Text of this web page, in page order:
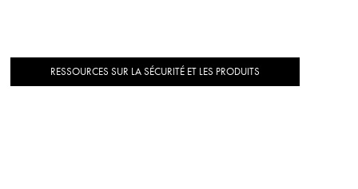
RESSOURCES SUR LA SÉCURITÉ ET LES PRODUITS